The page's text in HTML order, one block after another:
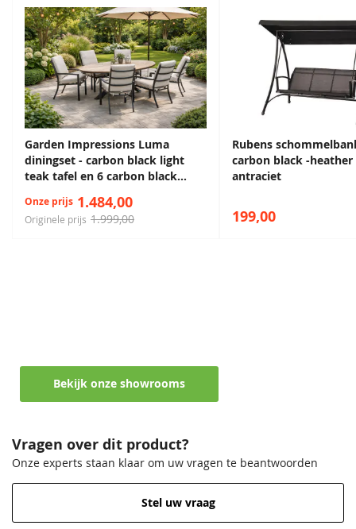
Garden Impressions Luma
diningset - carbon black light
teak tafel en 6 carbon black
Originele prijs 1.999,00
Onze prijs 1.484,00
Rubens
carbon black -heather
antraciet
199,00
Bekijk onze showrooms
Vragen over dit product?
Onze experts staan klaar om uw vragen te beantwoorden
Stel uw vraag